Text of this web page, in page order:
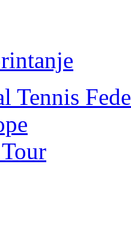
Tennis